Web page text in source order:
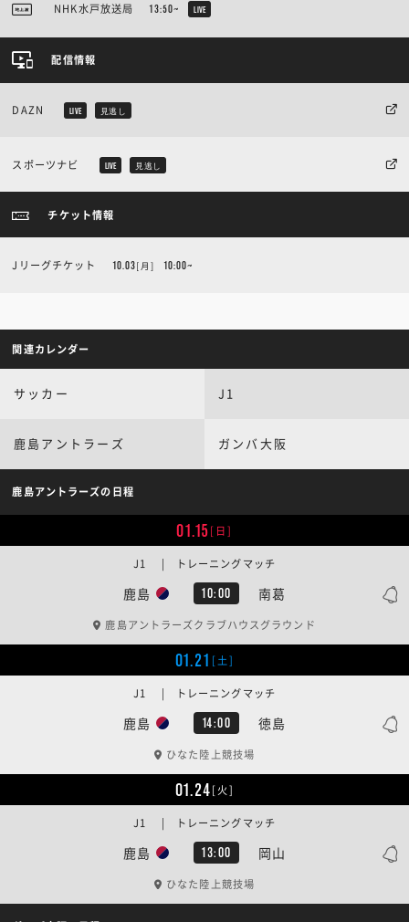
NHK水戸放送局 13:50~ LIVE
配信情報
DAZN LIVE 見逃し
スポーツナビ LIVE 見逃し
チケット情報
Jリーグチケット 10.03[月] 10:00~
関連カレンダー
サッカー J1
鹿島アントラーズ ガンバ大阪
鹿島アントラーズの日程
01.15[日]
鹿島 10:00 南葛
J1 | トレーニングマッチ
鹿島アントラーズクラブハウスグラウンド
01.21 [土]
鹿島 14:00 徳島
J1 | トレーニングマッチ
ひなた陸上競技場
01.24[火]
鹿島 13:00 岡山
J1 | トレーニングマッチ
ひなた陸上競技場